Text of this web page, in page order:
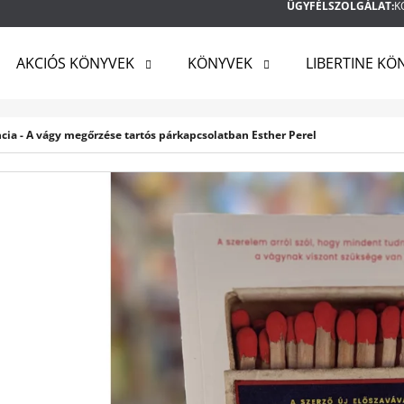
ÜGYFÉLSZOLGÁLAT:
AKCIÓS KÖNYVEK KÖNYVEK LIBERTINE
- A vágy megőrzése tartós párkapcsolatban Esther Perel
KERESÉS
AJÁNLJUK